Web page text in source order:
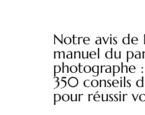
Notre avis de
manuel du
photographe
350 conseils
pour réussir